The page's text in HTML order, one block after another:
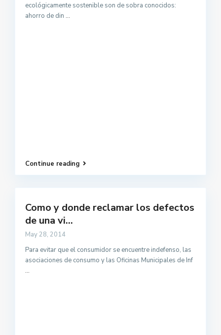
ecológicamente sostenible son de sobra conocidos:
ahorro de din ...
Continue reading
Como y donde reclamar los defectos
de una vi...
May 28, 2014
Para evitar que el consumidor se encuentre indefenso, las
asociaciones de consumo y las Oficinas Municipales de Inf
...